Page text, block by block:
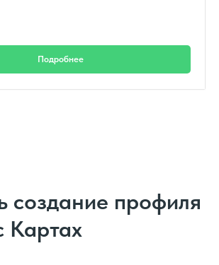
Подробнее
создание профиля
Картах